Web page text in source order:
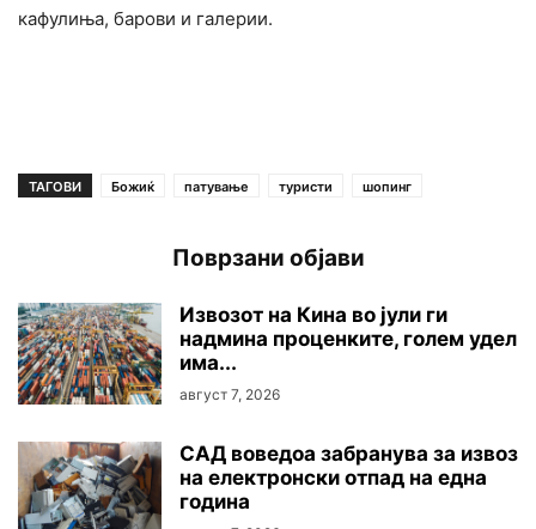
кафулиња, барови и галерии.
ТАГОВИ Божиќ патување туристи шопинг
Поврзани објави
Извозот на Кина во јули ги
надмина проценките, голем удел
има...
август 7, 2026
САД воведоа забранува за извоз
на електронски отпад на една
година